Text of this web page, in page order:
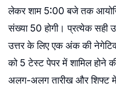
लेकर शाम 5:00 बजे तक
संख्या 50 होगी। प्रत्येक सही
उत्तर के लिए एक अंक की नेगेटिव
को 5 टेस्ट पेपर में शामिल होने
अलग-अलग तारीख और शिफ्ट में